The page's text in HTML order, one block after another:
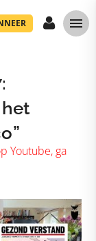
Youtube, ga